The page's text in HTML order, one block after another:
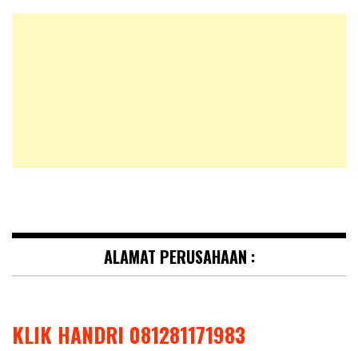
ALAMAT PERUSAHAAN :
KLIK HANDRI 081281171983